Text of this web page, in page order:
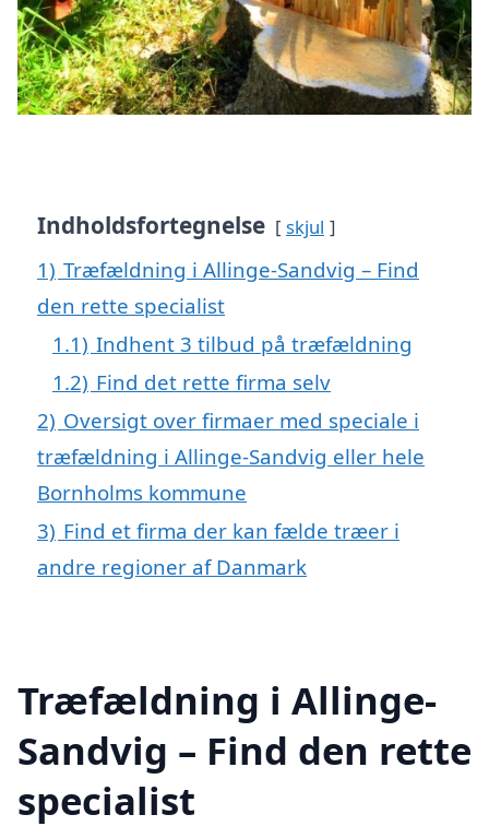
Indholdsfortegnelse skjul
1) Træfældning i Allinge-Sandvig – Find
den rette specialist
1.1) Indhent 3 tilbud på træfældning
1.2) Find det rette firma selv
2) Oversigt over firmaer med speciale i
træfældning i Allinge-Sandvig eller hele
Bornholms kommune
3) Find et firma der kan fælde træer i
andre regioner af Danmark
Træfældning i Allinge-
Sandvig – Find den rette
specialist